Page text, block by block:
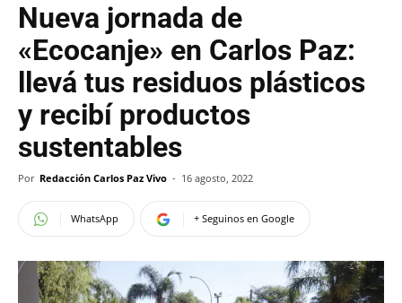
Nueva jornada de
«Ecocanje» en Carlos Paz:
llevá tus residuos plásticos
y recibí productos
sustentables
Por Redacción Carlos Paz Vivo - 16 agosto, 2022
WhatsApp + Seguinos en Google